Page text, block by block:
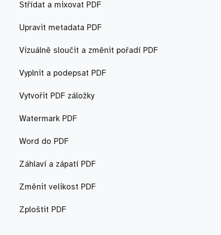
Střídat a mixovat PDF
Upravit metadata PDF
Vizuálně sloučit a změnit pořadí PDF
Vyplnit a podepsat PDF
Vytvořit PDF záložky
Watermark PDF
Word do PDF
Záhlaví a zápatí PDF
Změnit velikost PDF
Zploštit PDF